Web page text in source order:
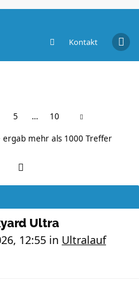
Kontakt
5 … 10
ergab mehr als 1000 Treffer
Ultra
12:55 in Ultralauf